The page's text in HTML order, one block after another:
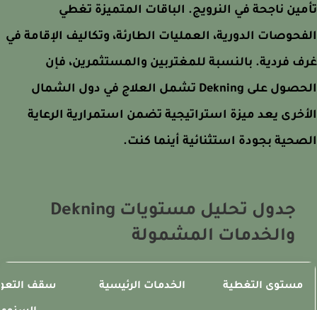
ناجحة في النرويج. الباقات المتميزة تغطي
الدورية، العمليات الطارئة، وتكاليف الإقامة في
فردية. بالنسبة للمغتربين والمستثمرين، فإن
الحصول على Dekning تشمل العلاج في دول الشمال
يعد ميزة استراتيجية تضمن استمرارية الرعاية
بجودة استثنائية أينما كنت.
جدول تحليل مستويات Dekning
والخدمات المشمولة
مستوى التغطية الخدمات الرئيسية سقف